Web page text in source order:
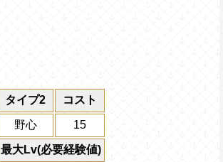
タイプ2 コスト
野心 15
最大Lv(必要経験値)